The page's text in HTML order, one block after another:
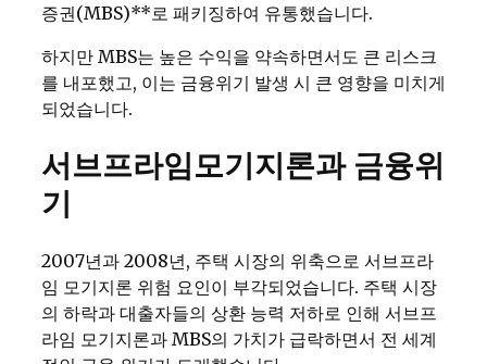
증권(MBS)**로 패키징하여 유통했습니다.
하지만 MBS는 높은 수익을 약속하면서도 큰 리스크
를 내포했고, 이는 금융위기 발생 시 큰 영향을 미치게
되었습니다.
서브프라임모기지론과 금융위
기
2007년과 2008년, 주택 시장의 위축으로 서브프라
임 모기지론 위험 요인이 부각되었습니다. 주택 시장
의 하락과 대출자들의 상환 능력 저하로 인해 서브프
라임 모기지론과 MBS의 가치가 급락하면서 전 세계